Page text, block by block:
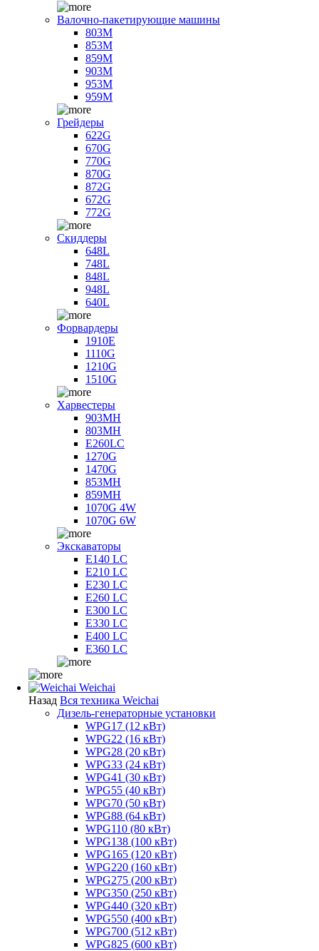
Валочно-пакетирующие машины
803M
853M
859M
903M
953M
959M
Грейдеры
622G
670G
770G
870G
872G
672G
772G
Скиддеры
648L
748L
848L
948L
640L
Форвардеры
1910E
1110G
1210G
1510G
Харвестеры
903MH
803MH
E260LC
1270G
1470G
853MH
859MH
1070G 4W
1070G 6W
Экскаваторы
E140 LC
E210 LC
E230 LC
E260 LC
E300 LC
E330 LC
E400 LC
E360 LC
Weichai
Назад Вся техника Weichai
Дизель-генераторные установки
WPG17 (12 кВт)
WPG22 (16 кВт)
WPG28 (20 кВт)
WPG33 (24 кВт)
WPG41 (30 кВт)
WPG55 (40 кВт)
WPG70 (50 кВт)
WPG88 (64 кВт)
WPG110 (80 кВт)
WPG138 (100 кВт)
WPG165 (120 кВт)
WPG220 (160 кВт)
WPG275 (200 кВт)
WPG350 (250 кВт)
WPG440 (320 кВт)
WPG550 (400 кВт)
WPG700 (512 кВт)
WPG825 (600 кВт)